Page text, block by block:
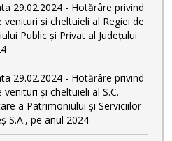
29.02.2024 - Hotărâre privind
și cheltuieli al Regiei de
Public și Privat al Județului
29.02.2024 - Hotărâre privind
și cheltuieli al S.C.
a Patrimoniului și Serviciilor
S.A., pe anul 2024